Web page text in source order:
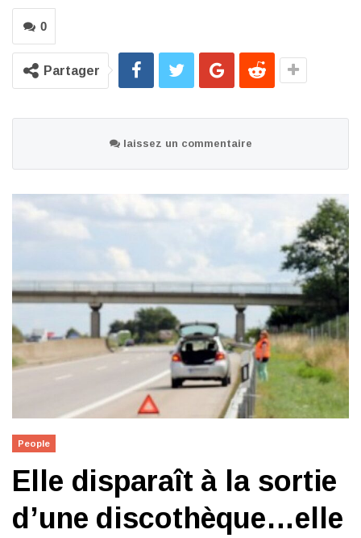
0
Partager
laissez un commentaire
People
Elle disparaît à la sortie
d’une discothèque…elle